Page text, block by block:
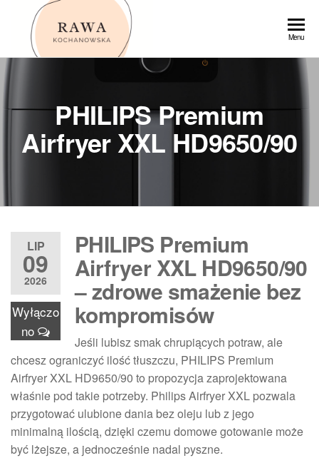
Przejdź
Menu
PHILIPS Premium
Airfryer XXL HD9650/90
LIP
09
2026
Wyłączo
no
PHILIPS Premium
Airfryer XXL HD9650/90
– zdrowe smażenie bez
kompromisów
Jeśli lubisz smak chrupiących potraw, ale
chcesz ograniczyć ilość tłuszczu, PHILIPS Premium
Airfryer XXL HD9650/90 to propozycja zaprojektowana
właśnie pod takie potrzeby. Philips Airfryer XXL pozwala
przygotować ulubione dania bez oleju lub z jego
minimalną ilością, dzięki czemu domowe gotowanie może
być lżejsze, a jednocześnie nadal pyszne.